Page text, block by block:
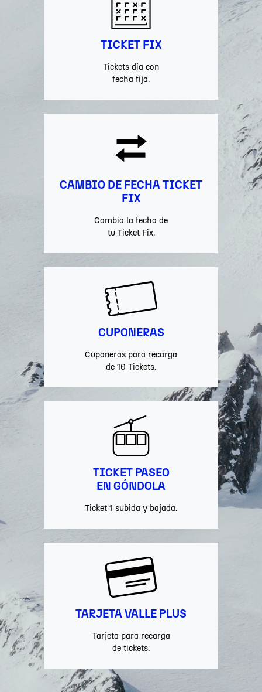
TICKET FIX
Tickets día con
fecha fija.
CAMBIO DE FECHA TICKET
FIX
Cambia la fecha de
tu Ticket Fix.
CUPONERAS
Cuponeras para recarga
de 10 Tickets.
TICKET PASEO
EN GÓNDOLA
Ticket 1 subida y bajada.
TARJETA VALLE PLUS
Tarjeta para recarga
de tickets.